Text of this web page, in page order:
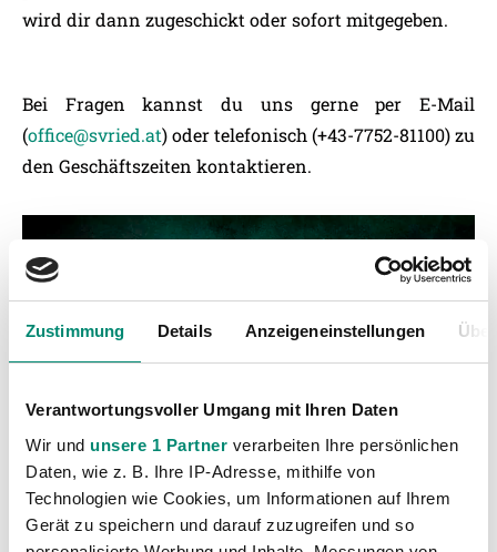
Zustimmung Details Anzeigeneinstellungen
Verantwortungsvoller Umgang mit Ihren Daten
Wir und unsere 1 Partner verarbeiten Ihre persönlichen
Daten, wie z. B. Ihre IP-Adresse, mithilfe von
Technologien wie Cookies, um Informationen auf Ihrem
Gerät zu speichern und darauf zuzugreifen und so
wird dir dann zugeschickt oder sofort mitgegeben.
Bei Fragen kannst du uns gerne per E-Mail
(office@svried.at) oder telefonisch (+43-7752-81100) zu
den Geschäftszeiten kontaktieren.